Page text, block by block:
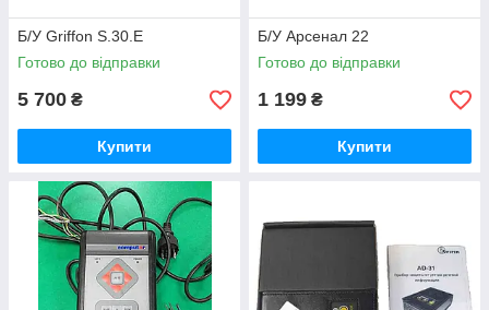
Б/У Griffon S.30.E
Готово до відправки
5 700 ₴
Купити
Б/У Арсенал 22
Готово до відправки
1 199 ₴
Купити